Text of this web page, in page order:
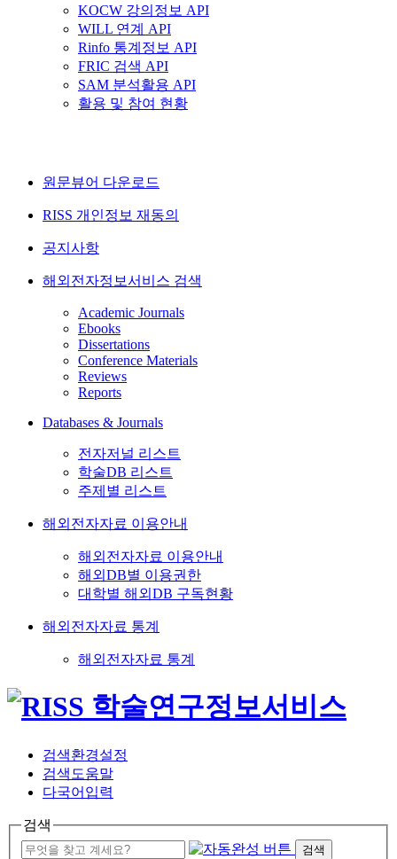
KOCW 강의정보 API
WILL 연계 API
Rinfo 통계정보 API
FRIC 검색 API
SAM 분석활용 API
활용 및 참여 현황
원문뷰어 다운로드
RISS 개인정보 재동의
공지사항
해외전자정보서비스 검색
Academic Journals
Ebooks
Dissertations
Conference Materials
Reviews
Reports
Databases & Journals
전자저널 리스트
학술DB 리스트
주제별 리스트
해외전자자료 이용안내
해외전자자료 이용안내
해외DB별 이용권한
대학별 해외DB 구독현황
해외전자자료 통계
해외전자자료 통계
검색환경설정
검색도움말
다국어입력
검색
검색